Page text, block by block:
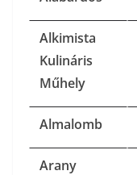
Alkimista
Kulináris
Műhely
Almalomb
Arany